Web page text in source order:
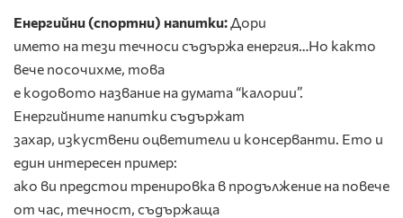
Енергийни (спортни) напитки: Дори
името на тези течноси съдържа енергия…Но както
вече посочихме, това
е кодовото название на думата “калории”.
Енергийните напитки съдържат
захар, изкуствени оцветители и консерванти. Ето и
един интересен пример:
ако ви предстои тренировка в продължение на повече
от час, течност, съдържаща